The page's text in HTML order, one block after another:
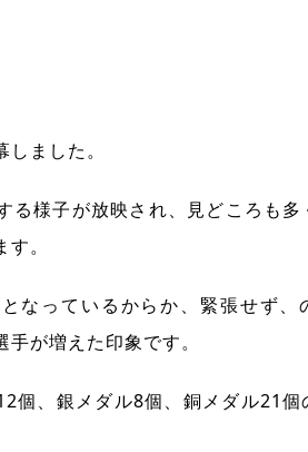
ました。
る様子が放映され、見どころも
。
なっているからか、緊張せず、
が増えた印象です。
個、銀メダル8個、銅メダル21